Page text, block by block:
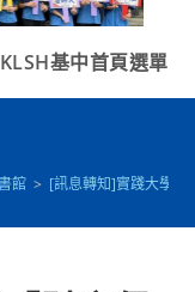
KLSH基中首頁選單
館 > [訊息轉知]實踐大學「